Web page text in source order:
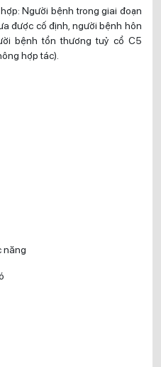
Người bệnh trong giai đoạn
được cố định, người bệnh hôn
bệnh tổn thương tuỷ cổ C5
hợp tác).
năng